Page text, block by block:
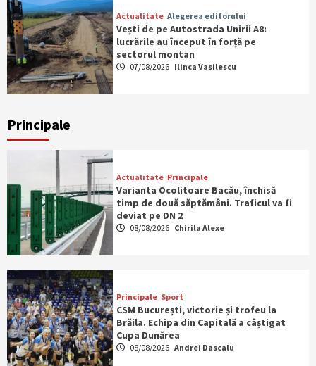
Actualitate Alegerea editorului
Vești de pe Autostrada Unirii A8:
lucrările au început în forță pe
sectorul montan
07/08/2026 Ilinca Vasilescu
Principale
Actualitate Principale
Varianta Ocolitoare Bacău, închisă
timp de două săptămâni. Traficul va fi
deviat pe DN 2
08/08/2026 Chirila Alexe
Principale Sport
CSM București, victorie și trofeu la
Brăila. Echipa din Capitală a câștigat
Cupa Dunărea
08/08/2026 Andrei Dascalu